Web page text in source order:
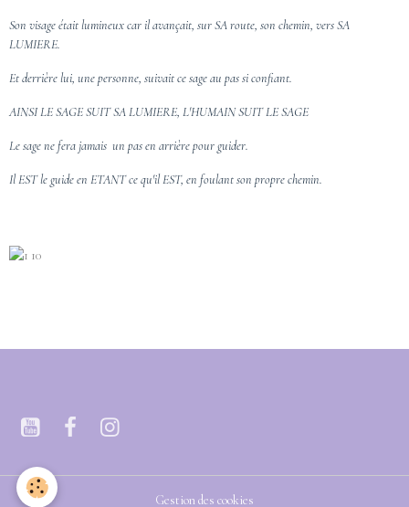
Son visage était lumineux car il avançait, sur SA route, son chemin, vers SA
LUMIERE.
Et derrière lui, une personne, suivait ce sage au pas si confiant.
AINSI LE SAGE SUIT SA LUMIERE, L'HUMAIN SUIT LE SAGE
Le sage ne fera jamais un pas en arrière pour guider.
Il EST le guide en ETANT ce qu'il EST, en foulant son propre chemin.
Gestion des cookies